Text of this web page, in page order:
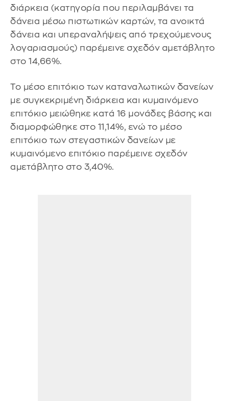
διάρκεια (κατηγορία που περιλαμβάνει τα
δάνεια μέσω πιστωτικών καρτών, τα ανοικτά
δάνεια και υπεραναλήψεις από τρεχούμενους
λογαριασμούς) παρέμεινε σχεδόν αμετάβλητο
στο 14,66%.
Το μέσο επιτόκιο των καταναλωτικών δανείων
με συγκεκριμένη διάρκεια και κυμαινόμενο
επιτόκιο μειώθηκε κατά 16 μονάδες βάσης και
διαμορφώθηκε στο 11,14%, ενώ το μέσο
επιτόκιο των στεγαστικών δανείων με
κυμαινόμενο επιτόκιο παρέμεινε σχεδόν
αμετάβλητο στο 3,40%.